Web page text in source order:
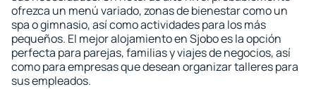
ofrezca un menú variado, zonas de bienestar como un
spa o gimnasio, así como actividades para los más
pequeños. El mejor alojamiento en Sjobo es la opción
perfecta para parejas, familias y viajes de negocios, así
como para empresas que desean organizar talleres para
sus empleados.